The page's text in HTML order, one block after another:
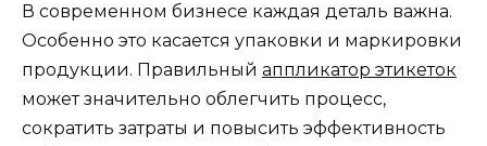
В современном бизнесе каждая деталь важна.
Особенно это касается упаковки и маркировки
продукции. Правильный аппликатор этикеток
может значительно облегчить процесс,
сократить затраты и повысить эффективность